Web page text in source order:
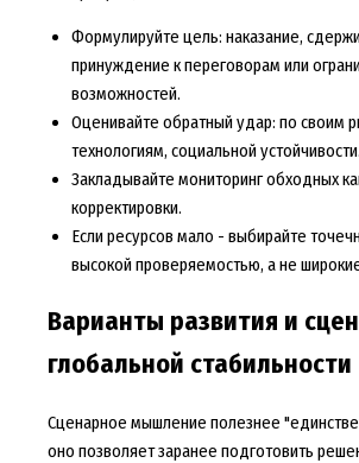
Формулируйте цель: наказание,
принуждение к переговорам или
возможностей.
Оценивайте обратный удар: по своим
технологиям, социальной устойчивости.
Закладывайте мониторинг обходных
корректировки.
Если ресурсов мало - выбирайте
высокой проверяемостью, а не
Варианты развития и
глобальной стабильности
Сценарное мышление полезнее
оно позволяет заранее подготовить